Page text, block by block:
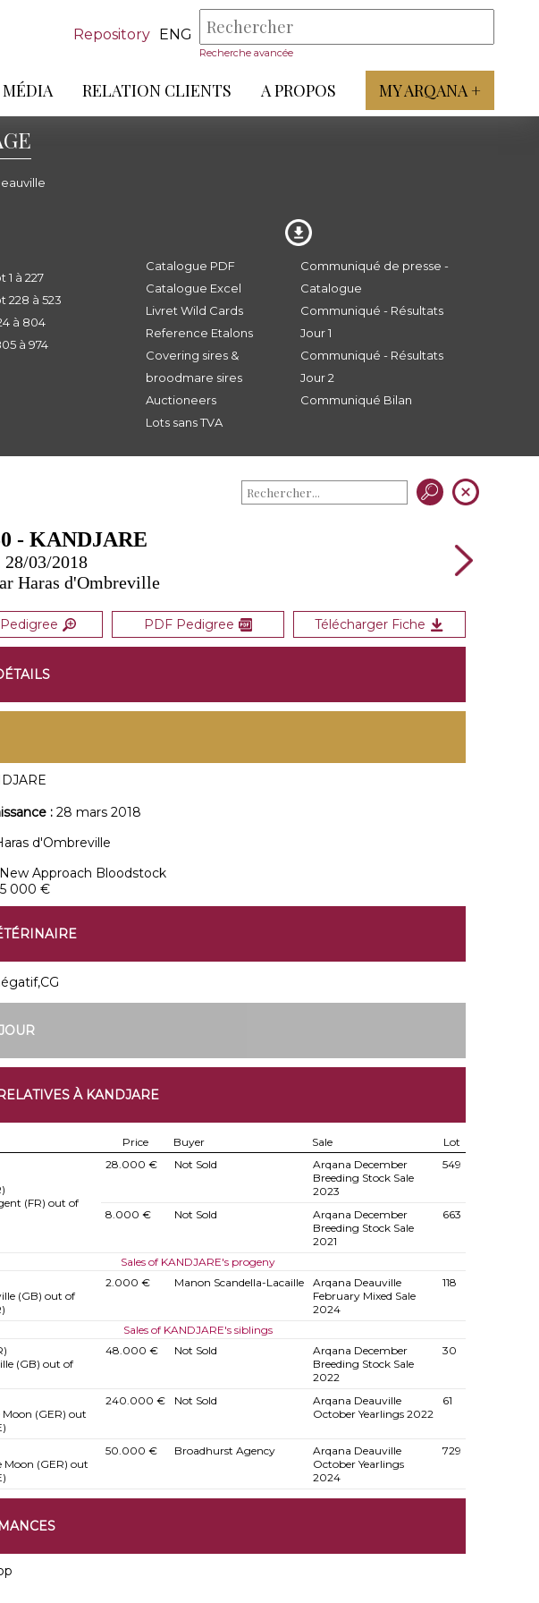
Repository ENG
Recherche avancée
MÉDIA RELATION CLIENTS A PROPOS MY ARQANA +
à 227
228 à 523
à 804
à 974
Catalogue PDF
Catalogue Excel
Livret Wild Cards
Reference Etalons
Covering sires &
broodmare sires
Auctioneers
Lots sans TVA
Communiqué de presse -
Catalogue
Communiqué - Résultats
Jour 1
Communiqué - Résultats
Jour 2
Communiqué Bilan
- KANDJARE
28/03/2018
Haras d'Ombreville
PDF Pedigree Télécharger Fiche
: 28 mars 2018
d'Ombreville
New Approach Bloodstock
5 000 €
À KANDJARE
Price Buyer Sale Lot
(FR) out of
28.000 € Not Sold
Arqana December
Breeding Stock Sale
2023
549
8.000 € Not Sold
Arqana December
Breeding Stock Sale
2021
663
Sales of KANDJARE's progeny
(GB) out of
2.000 € Manon Scandella-Lacaille
Arqana Deauville
February Mixed Sale
2024
118
Sales of KANDJARE's siblings
(GB) out of
48.000 € Not Sold
Arqana December
Breeding Stock Sale
2022
30
Moon (GER) out
240.000 € Not Sold
Arqana Deauville
October Yearlings 2022
61
Moon (GER) out
50.000 € Broadhurst Agency
Arqana Deauville
October Yearlings
2024
729